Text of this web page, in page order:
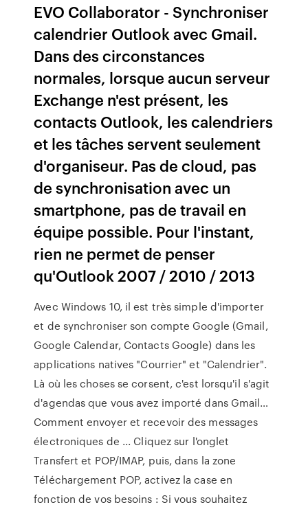
EVO Collaborator - Synchroniser
calendrier Outlook avec Gmail.
Dans des circonstances
normales, lorsque aucun serveur
Exchange n'est présent, les
contacts Outlook, les calendriers
et les tâches servent seulement
d'organiseur. Pas de cloud, pas
de synchronisation avec un
smartphone, pas de travail en
équipe possible. Pour l'instant,
rien ne permet de penser
qu'Outlook 2007 / 2010 / 2013
Avec Windows 10, il est très simple d'importer
et de synchroniser son compte Google (Gmail,
Google Calendar, Contacts Google) dans les
applications natives "Courrier" et "Calendrier".
Là où les choses se corsent, c'est lorsqu'il s'agit
d'agendas que vous avez importé dans Gmail…
Comment envoyer et recevoir des messages
électroniques de ... Cliquez sur l'onglet
Transfert et POP/IMAP, puis, dans la zone
Téléchargement POP, activez la case en
fonction de vos besoins : Si vous souhaitez